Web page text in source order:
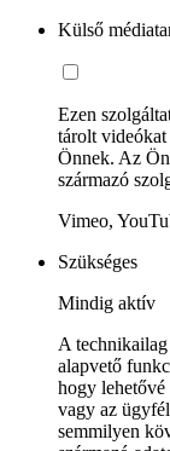
Külső
Ezen
tárolt videókat
Önnek. Az
származó
Vimeo,
Szükséges
Mindig aktív
A
alapvető
hogy lehetővé
vagy az
semmilyen